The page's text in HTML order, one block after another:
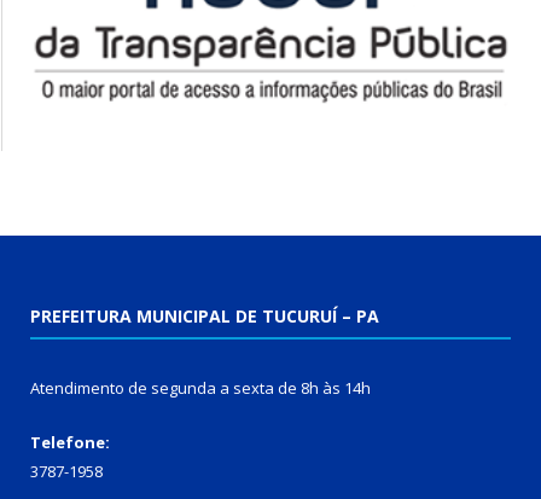
PREFEITURA MUNICIPAL DE TUCURUÍ – PA
Atendimento de segunda a sexta de 8h às 14h
Telefone:
3787-1958